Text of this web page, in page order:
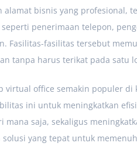
bisnis yang profesional,
penerimaan telepon,
Fasilitas-fasilitas tersebut
tanpa harus terikat pada satu
virtual office semakin populer di
ini untuk meningkatkan
saja, sekaligus
yang tepat untuk